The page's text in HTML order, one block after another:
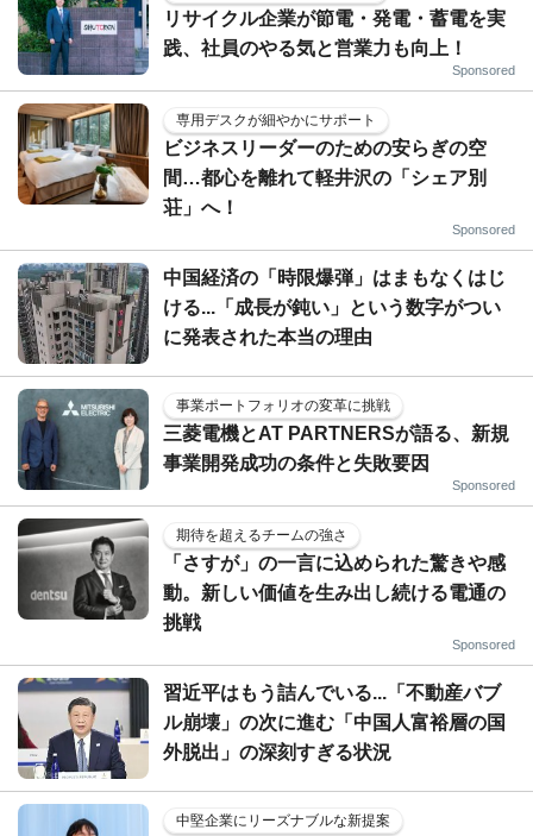
リサイクル企業が節電・発電・蓄電を実
践、社員のやる気と営業力も向上！
Sponsored
専用デスクが細やかにサポート
ビジネスリーダーのための安らぎの空
間…都心を離れて軽井沢の「シェア別
荘」へ！
Sponsored
中国経済の「時限爆弾」はまもなくはじ
ける...「成長が鈍い」という数字がつい
に発表された本当の理由
事業ポートフォリオの変革に挑戦
三菱電機とAT PARTNERSが語る、新規
事業開発成功の条件と失敗要因
Sponsored
期待を超えるチームの強さ
「さすが」の一言に込められた驚きや感
動。新しい価値を生み出し続ける電通の
挑戦
Sponsored
習近平はもう詰んでいる...「不動産バブ
ル崩壊」の次に進む「中国人富裕層の国
外脱出」の深刻すぎる状況
中堅企業にリーズナブルな新提案